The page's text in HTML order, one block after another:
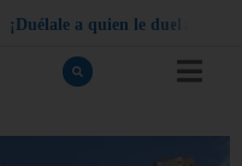
¡ Dué a e a quien e d ue